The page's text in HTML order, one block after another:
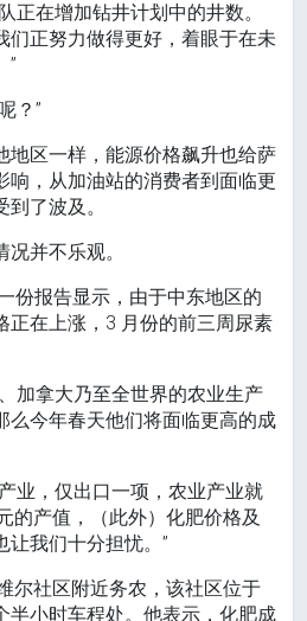
正在增加钻井计划中的井数。
们正努力做得更好，着眼于在未
”
？”
地区一样，能源价格飙升也给萨
响，从加油站的消费者到面临更
了波及。
并不乐观。
份报告显示，由于中东地区的
正在上涨，3 月份的前三周尿素
加拿大乃至全世界的农业生产
么今年春天他们将面临更高的成
业，仅出口一项，农业产业就
的产值，（此外）化肥价格及
让我们十分担忧。”
尔社区附近务农，该社区位于
半小时车程处。他表示，化肥成